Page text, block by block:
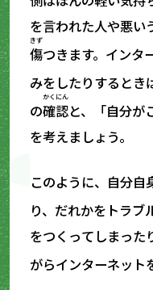
を言われた人や悪い
傷
きず
つきます。インタ
みをしたりするとき
の確認
かくにん
と、「自分が
を考えましょう。
このように、自分自
り、だれかをトラブ
をつくってしまった
がらインターネット